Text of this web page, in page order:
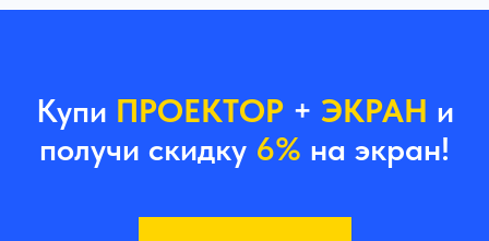
Купи ПРОЕКТОР+ ЭКРАН и
получи скидку 6% на экран!